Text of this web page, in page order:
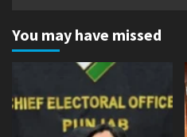
You may have missed